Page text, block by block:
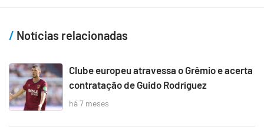
Notícias relacionadas
Clube europeu atravessa o Grêmio e acerta
contratação de Guido Rodríguez
há 7 meses